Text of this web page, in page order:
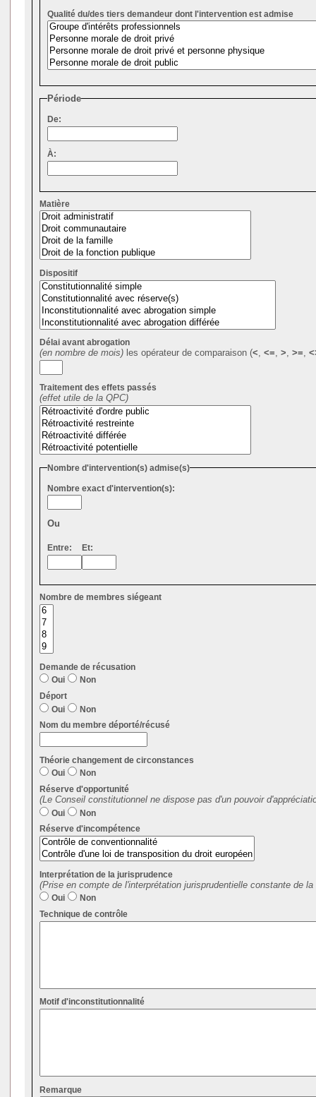
Qualité du/des tiers demandeur dont l'intervention est admise
Période
De:
À:
Matière
Dispositif
Délai avant abrogation
(en nombre de mois) les opérateur de comparaison (<, <=, >, >=,
Traitement des effets passés
(effet utile de la QPC)
Nombre d'intervention(s) admise(s)
Nombre exact d'intervention(s):
Ou
Entre: Et:
Nombre de membres siégeant
Demande de récusation
Oui
Non
Déport
Oui
Non
Nom du membre déporté/récusé
Théorie changement de circonstances
Oui
Non
Réserve d'opportunité
(Le Conseil constitutionnel ne dispose pas d'un pouvoir
Oui
Non
Réserve d'incompétence
Interprétation de la jurisprudence
(Prise en compte de l'interprétation jurisprudentielle constante de la
Oui
Non
Technique de contrôle
Motif d'inconstitutionnalité
Remarque